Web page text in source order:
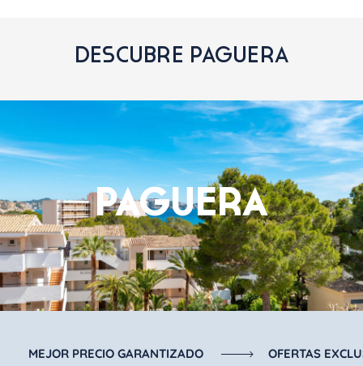
DESCUBRE PAGUERA
PAGUERA
MEJOR PRECIO GARANTIZADO OFERTAS